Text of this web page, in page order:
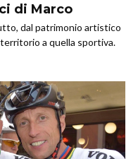
di Marco
dal patrimonio artistico
a quella sportiva.